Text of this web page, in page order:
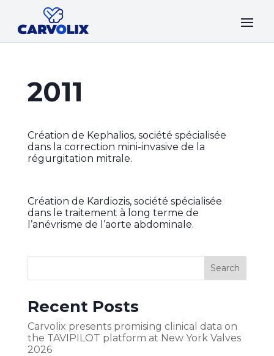
2011
Création de Kephalios, société spécialisée
dans la correction mini-invasive de la
régurgitation mitrale.
Création de Kardiozis, société spécialisée
dans le traitement à long terme de
l’anévrisme de l’aorte abdominale.
Recent Posts
Carvolix presents promising clinical data on
the TAVIPILOT platform at New York Valves
2026